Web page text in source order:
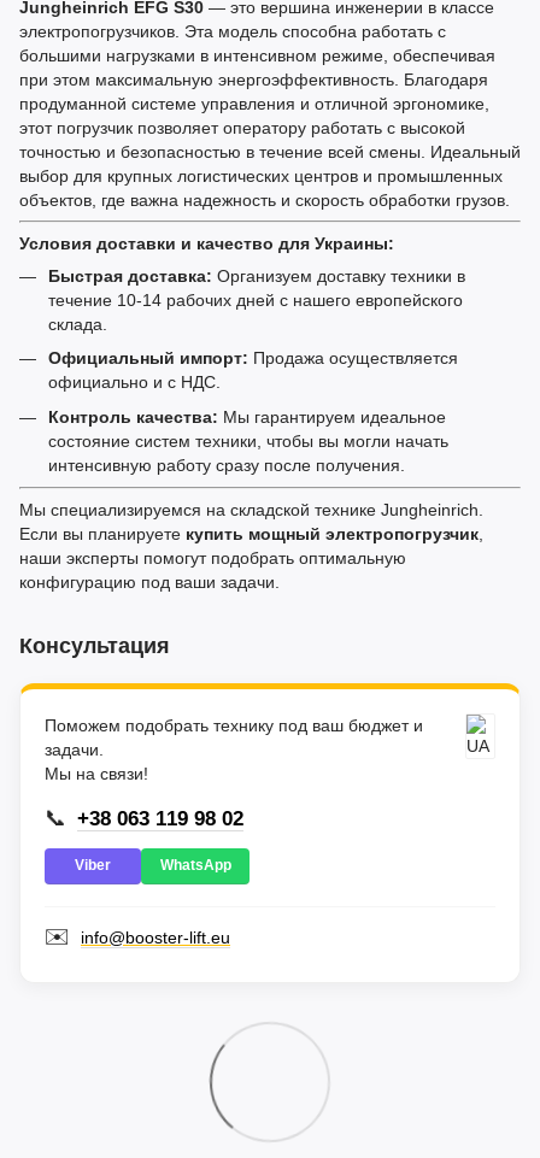
Jungheinrich EFG S30 — это вершина инженерии в классе
электропогрузчиков. Эта модель способна работать с
большими нагрузками в интенсивном режиме, обеспечивая
при этом максимальную энергоэффективность. Благодаря
продуманной системе управления и отличной эргономике,
этот погрузчик позволяет оператору работать с высокой
точностью и безопасностью в течение всей смены. Идеальный
выбор для крупных логистических центров и промышленных
объектов, где важна надежность и скорость обработки грузов.
Условия доставки и качество для Украины:
Быстрая доставка: Организуем доставку техники в
течение 10-14 рабочих дней с нашего европейского
склада.
Официальный импорт: Продажа осуществляется
официально и с НДС.
Контроль качества: Мы гарантируем идеальное
состояние систем техники, чтобы вы могли начать
интенсивную работу сразу после получения.
Мы специализируемся на складской технике Jungheinrich.
Если вы планируете купить мощный электропогрузчик
наши эксперты помогут подобрать оптимальную
конфигурацию под ваши задачи.
Консультация
Поможем подобрать технику под ваш бюджет и
задачи.
Мы на связи!
📞 +38 063 119 98 02
Viber WhatsApp
✉️ info@booster-lift.eu